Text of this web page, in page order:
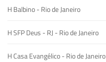
H Balbino - Rio de Janeiro
H SFP Deus - RJ - Rio de Janeiro
H Casa Evangélico - Rio de Janeiro